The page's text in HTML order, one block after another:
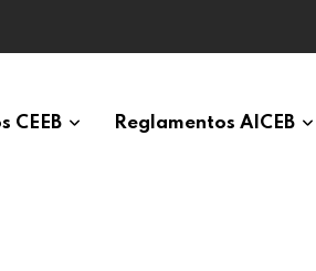
CEEB Reglamentos AICEB